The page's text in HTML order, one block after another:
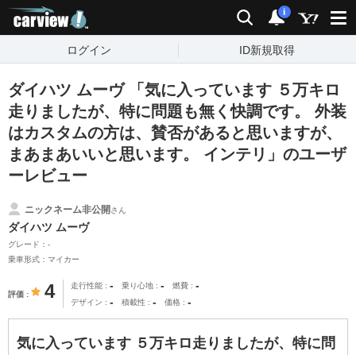
検索 通知
i
ログイン ID新規取得
ダイハツ ムーヴ 「気に入っています ５万キロ
走りましたが、特に問題も無く快調です。 外装
はカスタムの方は、賛否があると思いますが、
まあまあいいと思います。 インテリ」のユーザ
ーレビュー
ニックネーム非公開さん
ダイハツ ムーヴ
グレード：-
乗車形式：マイカー
評価 4 走行性能 - 乗り心地 - 燃費 -
デザイン - 積載性 - 価格 -
気に入っています ５万キロ走りましたが、特に問